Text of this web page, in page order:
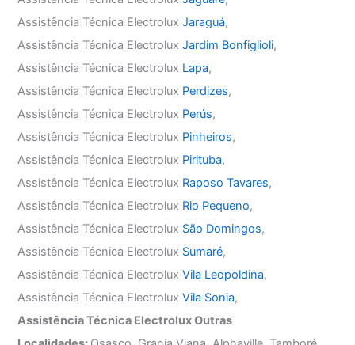
Assistência Técnica ElectroluxJaraguá,
Assistência Técnica ElectroluxJardim Bonfiglioli,
Assistência Técnica Electrolux Lapa,
Assistência Técnica Electrolux Perdizes,
Assistência Técnica Electrolux Perús,
Assistência Técnica Electrolux Pinheiros,
Assistência Técnica Electrolux Pirituba,
Assistência Técnica Electrolux Raposo Tavares,
Assistência Técnica Electrolux Rio Pequeno,
Assistência Técnica Electrolux São Domingos,
Assistência Técnica Electrolux Sumaré,
Assistência Técnica ElectroluxVila Leopoldina,
Assistência Técnica ElectroluxVila Sonia,
Assistência Técnica Electrolux Outras